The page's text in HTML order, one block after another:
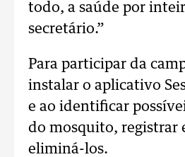
todo, a saúde por
secretário.”
Para participar da
instalar o aplicativo
e ao identificar
do mosquito, registrar
eliminá-los.